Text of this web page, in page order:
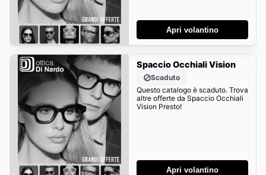
Apri volantino
Spaccio Occhiali Vision
Scaduto
Questo catalogo è scaduto. Trova
altre offerte da Spaccio Occhiali
Vision Presto!
Apri volantino